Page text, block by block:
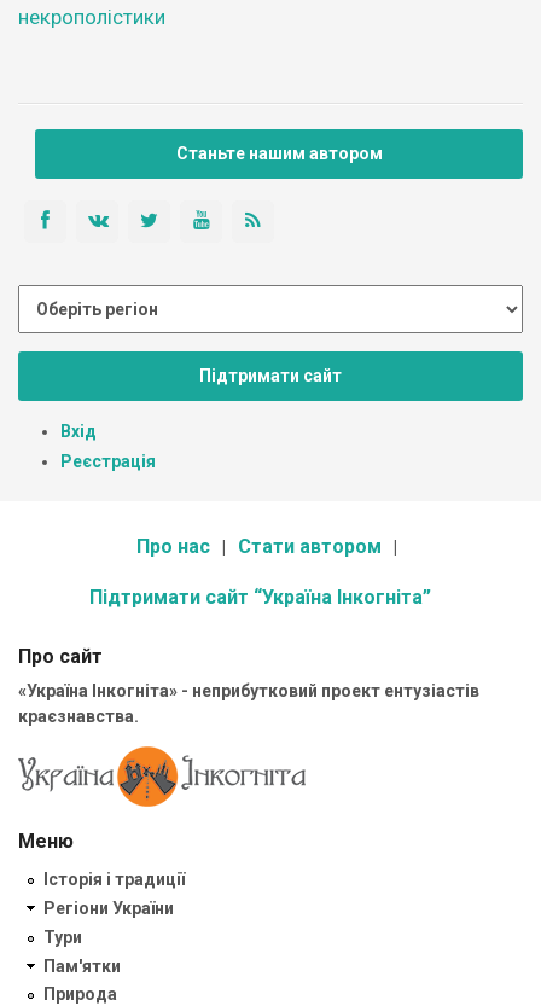
некрополістики
Станьте нашим автором
Підтримати сайт
Вхід
Реєстрація
Про нас Стати автором
Підтримати сайт “Україна Інкогніта”
Про сайт
«Україна Інкогніта» - неприбутковий проект ентузіастів
краєзнавства.
Меню
Історія і традиції
Регіони України
Тури
Пам'ятки
Природа